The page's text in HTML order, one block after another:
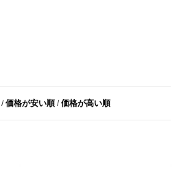
/価格が安い順 /価格が高い順